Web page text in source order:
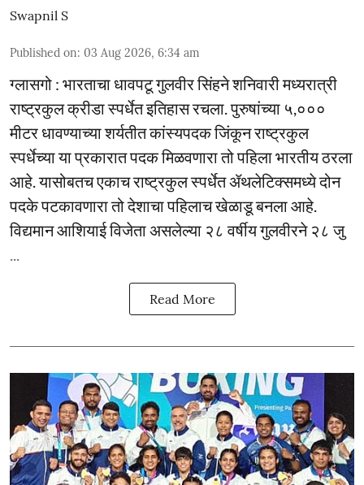
Swapnil S
Published on: 03 Aug 2026, 6:34 am
ग्लासगो : भारताचा धावपटू गुलवीर सिंहने शनिवारी मध्यरात्री
राष्ट्रकुल क्रीडा स्पर्धेत इतिहास रचला. पुरुषांच्या ५,०‌००
मीटर धावण्याच्या शर्यतीत कांस्यपदक जिंकून राष्ट्रकुल
स्पर्धेच्या या प्रकारात पदक मिळवणारा तो पहिला भारतीय ठरला
आहे. यासोबतच एकाच राष्ट्रकुल स्पर्धेत ॲथलेटिक्समध्ये दोन
पदके पटकावणारा तो देशाचा पहिलाच खेळाडू बनला आहे.
विद्यमान आशियाई विजेता असलेल्या २८ वर्षीय गुलवीरने २८ जु
...
Read More